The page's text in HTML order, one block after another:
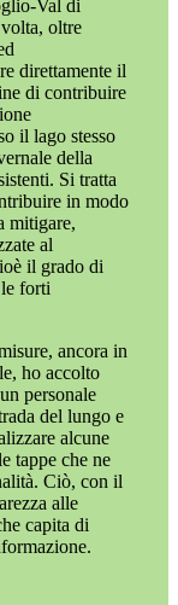
Val di
oltre
direttamente il
di contribuire
il lago stesso
della
Si tratta
in modo
mitigare,
al
il grado di
le forti
ancora in
ho accolto
personale
del lungo e
alcune
tappe che ne
Ciò, con il
alle
capita di